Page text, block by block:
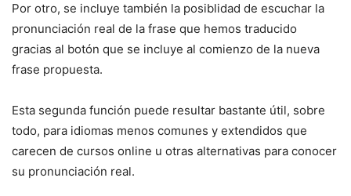
Por otro, se incluye también la posiblidad de escuchar la
pronunciación real de la frase que hemos traducido
gracias al botón que se incluye al comienzo de la nueva
frase propuesta.
Esta segunda función puede resultar bastante útil, sobre
todo, para idiomas menos comunes y extendidos que
carecen de cursos online u otras alternativas para conocer
su pronunciación real.